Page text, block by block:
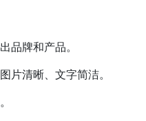
品牌和产品。
片清晰、文字简洁。